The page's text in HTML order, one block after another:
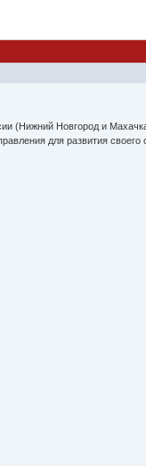
(Нижний Новгород и
для развития